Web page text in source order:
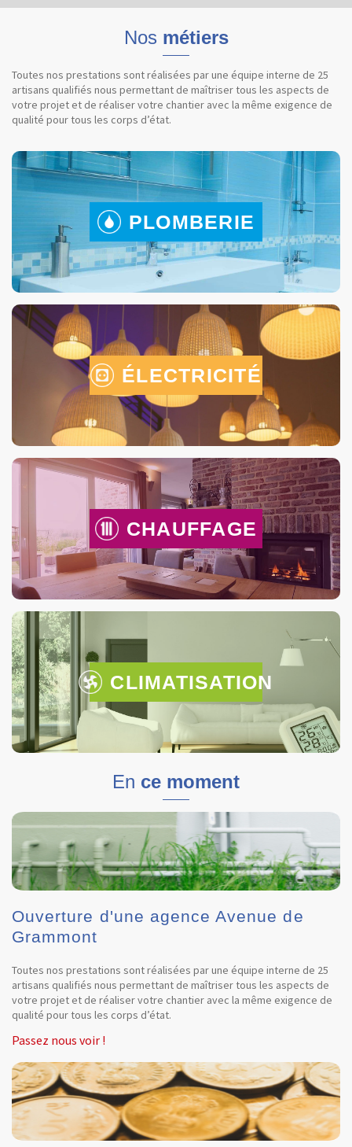
Nos métiers
Toutes nos prestations sont réalisées par une équipe interne de 25
artisans qualifiés nous permettant de maîtriser tous les aspects de
votre projet et de réaliser votre chantier avec la même exigence de
qualité pour tous les corps d’état.
PLOMBERIE
ÉLECTRICITÉ
CHAUFFAGE
CLIMATISATION
En ce moment
Ouverture d'une agence Avenue de
Grammont
Toutes nos prestations sont réalisées par une équipe interne de 25
artisans qualifiés nous permettant de maîtriser tous les aspects de
votre projet et de réaliser votre chantier avec la même exigence de
qualité pour tous les corps d’état.
Passez nous voir !